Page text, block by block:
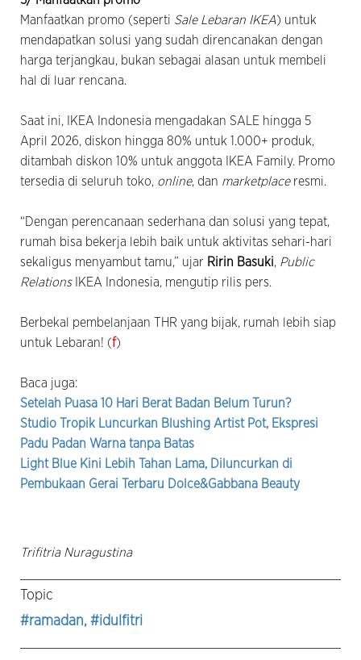
Manfaatkan promo (seperti Sale Lebaran IKEA) untuk
mendapatkan solusi yang sudah direncanakan dengan
harga terjangkau, bukan sebagai alasan untuk membeli
hal di luar rencana.
Saat ini, IKEA Indonesia mengadakan SALE hingga 5
April 2026, diskon hingga 80% untuk 1.000+ produk,
ditambah diskon 10% untuk anggota IKEA Family. Promo
tersedia di seluruh toko, online, dan marketplaceresmi.
“Dengan perencanaan sederhana dan solusi yang tepat,
rumah bisa bekerja lebih baik untuk aktivitas sehari-hari
sekaligus menyambut tamu,” ujar Ririn Basuki, Public
RelationsIKEA Indonesia, mengutip rilis pers.
Berbekal pembelanjaan THR yang bijak, rumah lebih siap
untuk Lebaran! (f)
Baca juga:
Setelah Puasa 10 Hari Berat Badan Belum Turun?
Studio Tropik Luncurkan Blushing Artist Pot, Ekspresi
Padu Padan Warna tanpa Batas
Light Blue Kini Lebih Tahan Lama, Diluncurkan di
Pembukaan Gerai Terbaru Dolce&Gabbana Beauty
Trifitria Nuragustina
Topic
#ramadan, #idulfitri